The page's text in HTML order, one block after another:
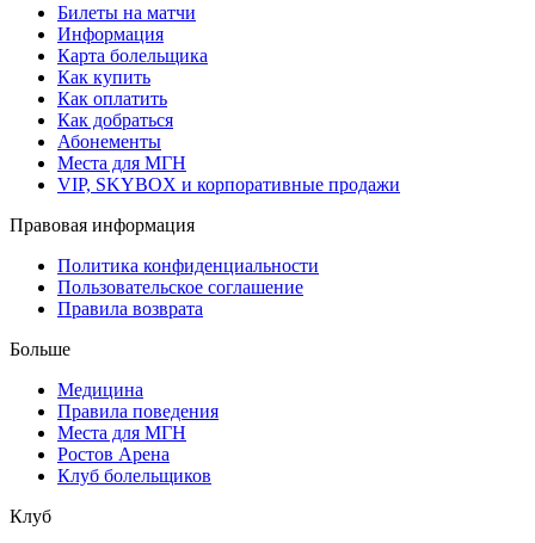
Билеты на матчи
Информация
Карта болельщика
Как купить
Как оплатить
Как добраться
Абонементы
Места для МГН
VIP, SKYBOX и корпоративные продажи
Правовая информация
Политика конфиденциальности
Пользовательское соглашение
Правила возврата
Больше
Медицина
Правила поведения
Места для МГН
Ростов Арена
Клуб болельщиков
Клуб